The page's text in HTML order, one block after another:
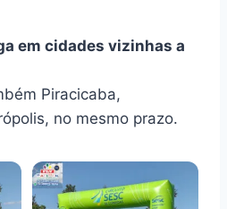
em cidades vizinhas a
Piracicaba,
no mesmo prazo.